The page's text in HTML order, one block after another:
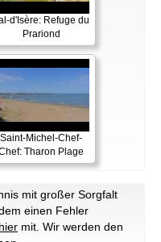
d'Isère: Refuge du
Prariond
Saint-Michel-Chef-
Tharon Plage
mit großer Sorgfalt
einen Fehler
hier mit. Wir werden den